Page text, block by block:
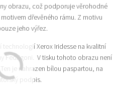
obrazu, což podporuje věrohodné
dřevěného rámu. Z motivu
jeho výřez.
Xerox Iridesse na kvalitní
Fedrigoni. V tisku tohoto obrazu není
je nahrazen bílou paspartou, na
podpis.